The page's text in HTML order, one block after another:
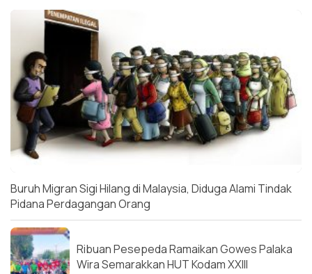
Buruh Migran Sigi Hilang di Malaysia, Diduga Alami Tindak
Pidana Perdagangan Orang
Ribuan Pesepeda Ramaikan Gowes Palaka
Wira Semarakkan HUT Kodam XXIII